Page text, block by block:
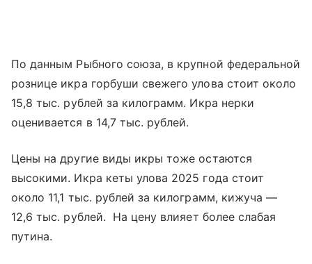
По данным Рыбного союза, в крупной федеральной
рознице икра горбуши свежего улова стоит около
15,8 тыс. рублей за килограмм. Икра нерки
оценивается в 14,7 тыс. рублей.
Цены на другие виды икры тоже остаются
высокими. Икра кеты улова 2025 года стоит
около 11,1 тыс. рублей за килограмм, кижуча —
12,6 тыс. рублей. На цену влияет более слабая
путина.